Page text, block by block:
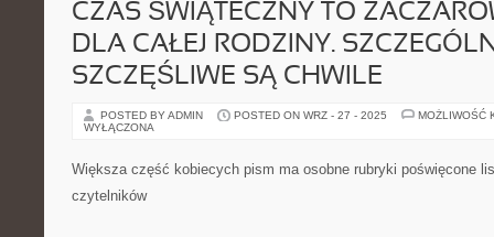
CZAS ŚWIĄTECZNY TO
DLA CAŁEJ RODZINY.
SZCZĘŚLIWE SĄ CHWILE
POSTED BY ADMIN POSTED ON WRZ - 27 - 2025
MOŻLIWOŚĆ
WYŁĄCZONA
Większa część kobiecych pism ma osobne rubryki poświęcone
czytelników